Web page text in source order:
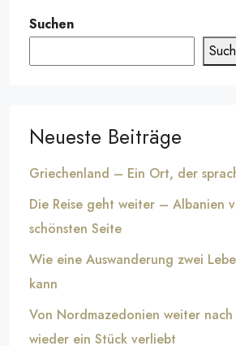
Suchen
Neueste Beiträge
Griechenland – Ein Ort, der
Die Reise geht weiter – Albanien
schönsten Seite
Wie eine Auswanderung zwei
kann
Von Nordmazedonien weiter
wieder ein Stück verliebt